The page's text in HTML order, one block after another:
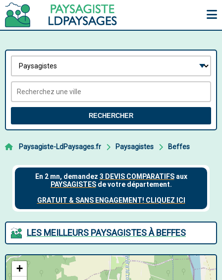
RECHERCHER
Paysagiste-LdPaysages.fr Paysagistes Beffes
LES MEILLEURS PAYSAGISTES À BEFFES
+